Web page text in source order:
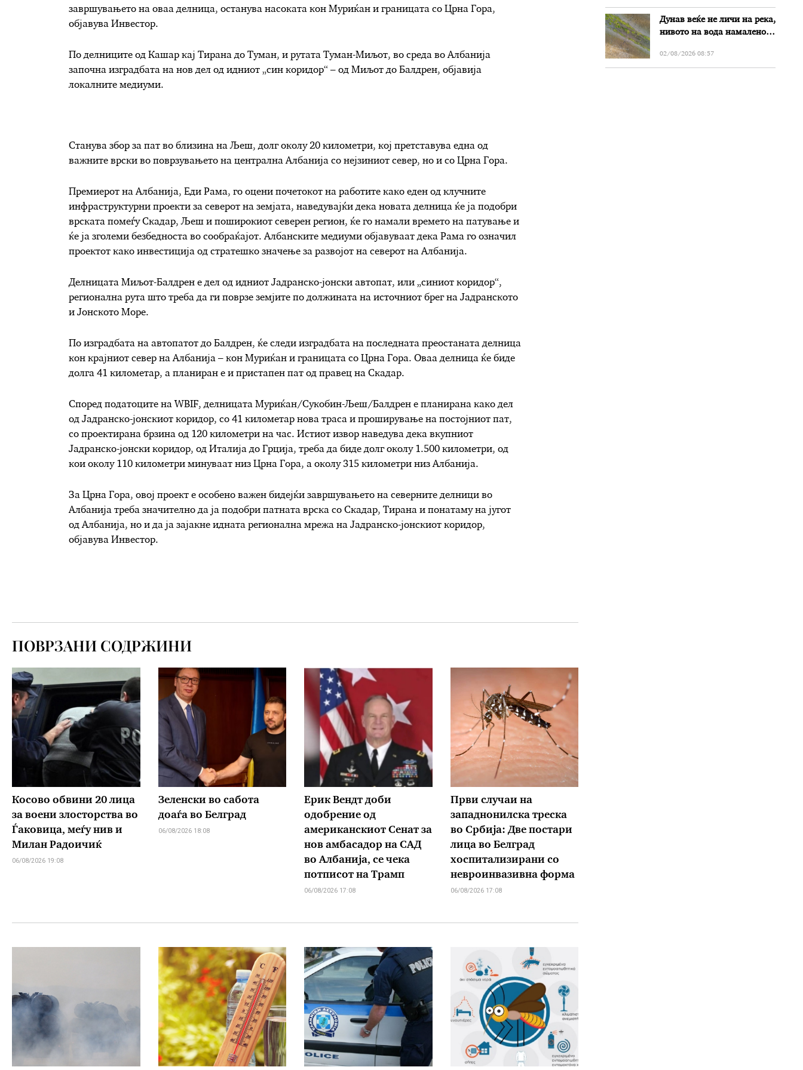
завршувањето на оваа делница, останува насоката кон Муриќан и границата со Црна Гора,
објавува Инвестор.
По делниците од Кашар кај Тирана до Туман, и рутата Туман-Миљот, во среда во Албанија
започна изградбата на нов дел од идниот „син коридор“ – од Миљот до Балдрен, објавија
локалните медиуми.
Станува збор за пат во близина на Љеш, долг околу 20 километри, кој претставува една од
важните врски во поврзувањето на централна Албанија со нејзиниот север, но и со Црна Гора.
Премиерот на Албанија, Еди Рама, го оцени почетокот на работите како еден од клучните
инфраструктурни проекти за северот на земјата, наведувајќи дека новата делница ќе ја подобри
врската помеѓу Скадар, Љеш и поширокиот северен регион, ќе го намали времето на патување и
ќе ја зголеми безбедноста во сообраќајот. Албанските медиуми објавуваат дека Рама го означил
проектот како инвестиција од стратешко значење за развојот на северот на Албанија.
Делницата Миљот-Балдрен е дел од идниот Јадранско-јонски автопат, или „синиот коридор“,
регионална рута што треба да ги поврзе земјите по должината на источниот брег на Јадранското
и Јонското Море.
По изградбата на автопатот до Балдрен, ќе следи изградбата на последната преостаната делница
кон крајниот север на Албанија – кон Муриќан и границата со Црна Гора. Оваа делница ќе биде
долга 41 километар, а планиран е и пристапен пат од правец на Скадар.
Според податоците на WBIF, делницата Муриќан/Сукобин-Љеш/Балдрен е планирана како дел
од Јадранско-јонскиот коридор, со 41 километар нова траса и проширување на постојниот пат,
со проектирана брзина од 120 километри на час. Истиот извор наведува дека вкупниот
Јадранско-јонски коридор, од Италија до Грција, треба да биде долг околу 1.500 километри, од
кои околу 110 километри минуваат низ Црна Гора, а околу 315 километри низ Албанија.
За Црна Гора, овој проект е особено важен бидејќи завршувањето на северните делници во
Албанија треба значително да ја подобри патната врска со Скадар, Тирана и понатаму на југот
од Албанија, но и да ја зајакне идната регионална мрежа на Јадранско-јонскиот коридор,
објавува Инвестор.
ПОВРЗАНИ СОДРЖИНИ
Косово обвини 20 лица
за воени злосторства во
Ѓаковица, меѓу нив и
Милан Радоичиќ
06/08/2026 19:08
Зеленски во сабота
доаѓа во Белград
06/08/2026 18:08
Ерик Вендт доби
одобрение од
американскиот Сенат за
нов амбасадор на САД
во Албанија, се чека
потписот на Трамп
06/08/2026 17:08
Први случаи на
западнонилска треска
во Србија: Две постари
лица во Белград
хоспитализирани со
невроинвазивна форма
06/08/2026 17:08
Дунав веќе не личи на река,
нивото на вода намалено
Бугарија
02/08/2026 08:57